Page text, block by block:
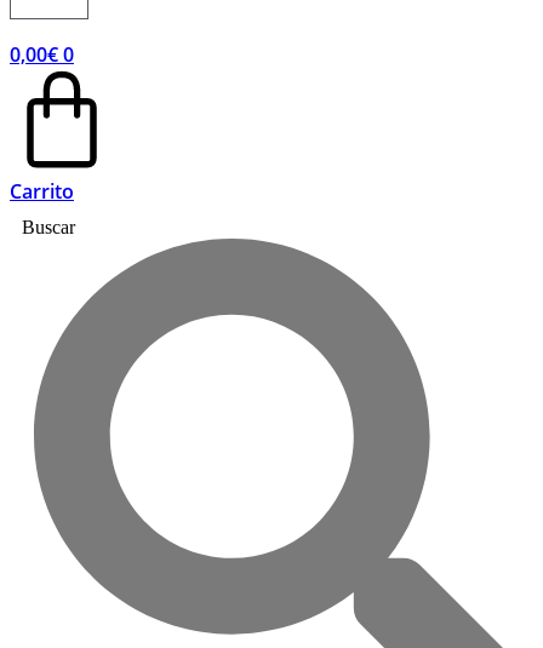
0,00€0
Carrito
Buscar